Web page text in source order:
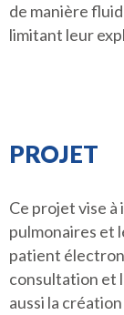
de manière
limitant leur
PROJET
Ce projet vise
pulmonaires et
patient
consultation et
aussi la